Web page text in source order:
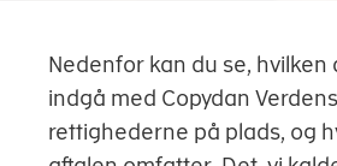
Nedenfor kan du se, hvilken
indgå med Copydan
rettighederne på plads, og